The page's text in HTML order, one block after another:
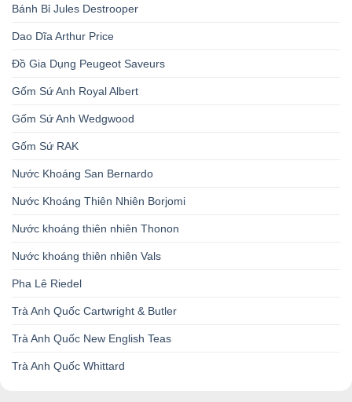
Bánh Bỉ Jules Destrooper
Dao Dĩa Arthur Price
Đồ Gia Dụng Peugeot Saveurs
Gốm Sứ Anh Royal Albert
Gốm Sứ Anh Wedgwood
Gốm Sứ RAK
Nước Khoáng San Bernardo
Nước Khoáng Thiên Nhiên Borjomi
Nước khoáng thiên nhiên Thonon
Nước khoáng thiên nhiên Vals
Pha Lê Riedel
Trà Anh Quốc Cartwright & Butler
Trà Anh Quốc New English Teas
Trà Anh Quốc Whittard